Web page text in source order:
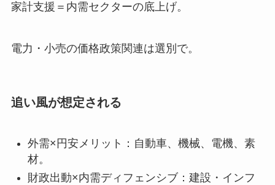
家計支援＝内需セクターの底上げ。
電力・小売の価格政策関連は選別で。
追い風が想定される
外需×円安メリット：自動車、機械、電機、素
材。
財政出動×内需ディフェンシブ：建設・インフ